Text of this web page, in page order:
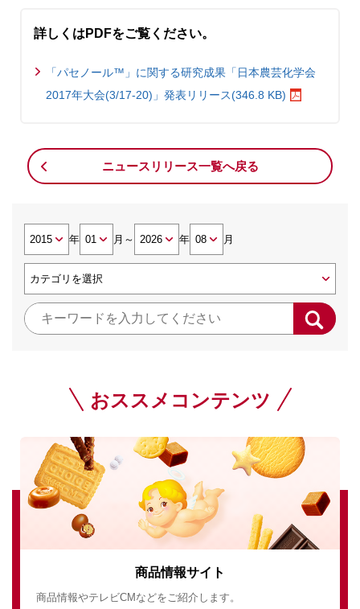
詳しくはPDFをご覧ください。
「パセノール™」に関する研究成果「日本農芸化学会
2017年大会(3/17-20)」発表リリース(346.8 KB)
ニュースリリース一覧へ戻る
年 月 ～ 年 月
おススメコンテンツ
商品情報サイト
商品情報やテレビCMなどをご紹介します。